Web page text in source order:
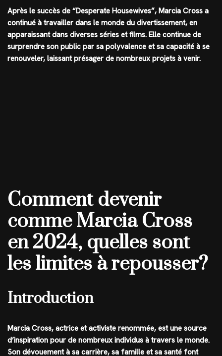
Après le succès de “Desperate Housewives”, Marcia Cross a
continué à travailler dans le monde du divertissement, en
apparaissant dans diverses séries et films. Elle continue de
surprendre son public par sa polyvalence et sa capacité à se
renouveler, laissant présager de nombreux projets à venir.
Comment devenir
comme Marcia Cross
en 2024, quelles sont
les limites à repousser?
Introduction
Marcia Cross, actrice et activiste renommée, est une source
d’inspiration pour de nombreux individus à travers le monde.
Son dévouement à sa carrière, sa famille et sa santé font